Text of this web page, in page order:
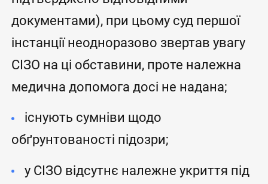
документами), при цьому суд першої
інстанції неодноразово звертав увагу
СІЗО на ці обставини, проте належна
медична допомога досі не надана;
існують сумніви щодо
обґрунтованості підозри;
у СІЗО відсутнє належне укриття під